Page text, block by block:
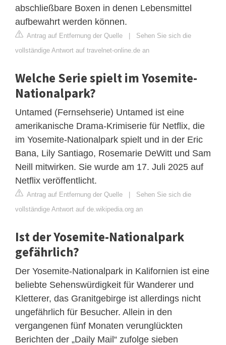
abschließbare Boxen in denen Lebensmittel
aufbewahrt werden können.
Antrag auf Entfernung der Quelle | Sehen Sie sich die
vollständige Antwort auf travelnet-online.de an
Welche Serie spielt im Yosemite-
Nationalpark?
Untamed (Fernsehserie) Untamed ist eine
amerikanische Drama-Krimiserie für Netflix, die
im Yosemite-Nationalpark spielt und in der Eric
Bana, Lily Santiago, Rosemarie DeWitt und Sam
Neill mitwirken. Sie wurde am 17. Juli 2025 auf
Netflix veröffentlicht.
Antrag auf Entfernung der Quelle | Sehen Sie sich die
vollständige Antwort auf de.wikipedia.org an
Ist der Yosemite-Nationalpark
gefährlich?
Der Yosemite-Nationalpark in Kalifornien ist eine
beliebte Sehenswürdigkeit für Wanderer und
Kletterer, das Granitgebirge ist allerdings nicht
ungefährlich für Besucher. Allein in den
vergangenen fünf Monaten verunglückten
Berichten der „Daily Mail“ zufolge sieben